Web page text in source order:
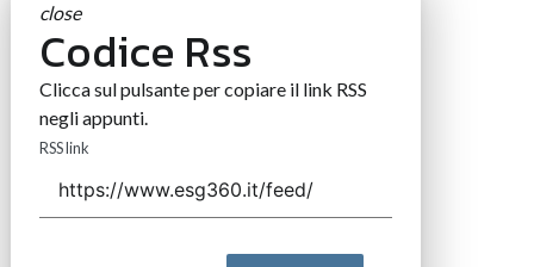
close
Codice Rss
Clicca sul pulsante per copiare il link RSS
negli appunti.
RSS link